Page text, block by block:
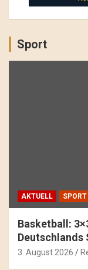
Sport
AKTUELL SPORT
Basketball:
Deutschlands
3. August 2026